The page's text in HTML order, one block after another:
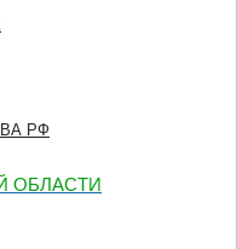
РФ
ОБЛАСТИ